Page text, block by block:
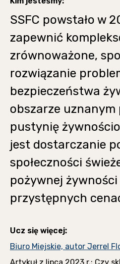
SSFC powstało w
zapewnić
zrównoważone,
rozwiązanie
bezpieczeństwa
obszarze uznanym
pustynię
jest dostarczanie
społeczności
pożywnej
przystępnych
Ucz się więcej:
Biuro Miejskie, autor Jerrel
Artykuł z lipca 2023 r.: Czy